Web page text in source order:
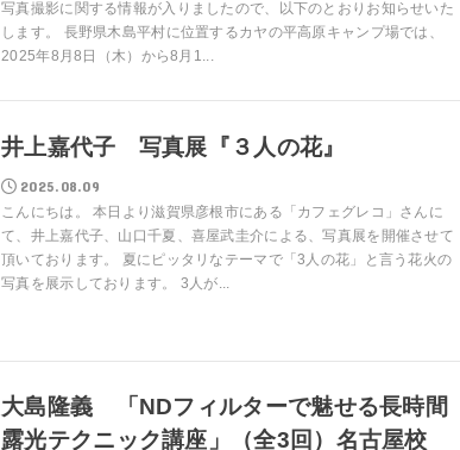
写真撮影に関する情報が入りましたので、以下のとおりお知らせいた
します。 長野県木島平村に位置するカヤの平高原キャンプ場では、
2025年8月8日（木）から8月1...
井上嘉代子 写真展『３人の花』
2025.08.09
こんにちは。 本日より滋賀県彦根市にある「カフェグレコ」さんに
て、井上嘉代子、山口千夏、喜屋武圭介による、写真展を開催させて
頂いております。 夏にピッタリなテーマで「3人の花」と言う花火の
写真を展示しております。 3人が...
大島隆義 「NDフィルターで魅せる長時間
露光テクニック講座」（全3回）名古屋校